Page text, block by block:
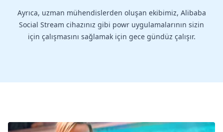
Ayrıca, uzman mühendislerden oluşan ekibimiz, Alibaba
Social Stream cihazınız gibi powr uygulamalarının sizin
için çalışmasını sağlamak için gece gündüz çalışır.